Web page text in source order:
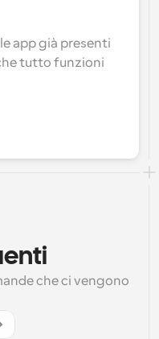
app già presenti
tutto funzioni
che ci vengono